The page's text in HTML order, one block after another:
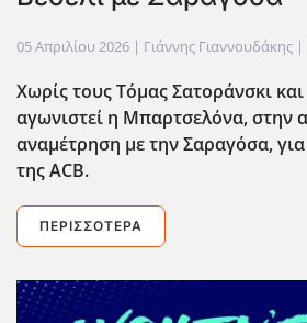
05 Απριλίου 2026 | Γιάννης Γιαννουδάκης |
Χωρίς τους Τόμας Σατοράνσκι
αγωνιστεί η Μπαρτσελόνα, στην
αναμέτρηση με την Σαραγόσα,
της ACB.
ΠΕΡΙΣΣΌΤΕΡΑ